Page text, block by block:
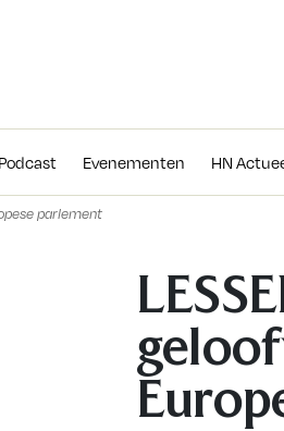
Podcast Evenementen HN
parlement